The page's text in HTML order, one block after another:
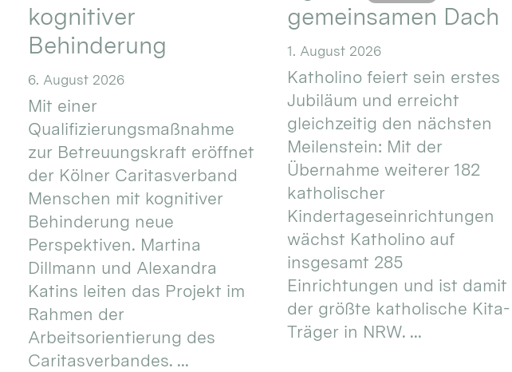
kognitiver
Behinderung
6. August 2026
Mit einer
Qualifizierungsmaßnahme
zur Betreuungskraft eröffnet
der Kölner Caritasverband
Menschen mit kognitiver
Behinderung neue
Perspektiven. Martina
Dillmann und Alexandra
Katins leiten das Projekt im
Rahmen der
Arbeitsorientierung des
Caritasverbandes. ...
gemeinsamen Dach
1. August 2026
Katholino feiert sein erstes
Jubiläum und erreicht
gleichzeitig den nächsten
Meilenstein: Mit der
Übernahme weiterer 182
katholischer
Kindertageseinrichtungen
wächst Katholino auf
insgesamt 285
Einrichtungen und ist damit
der größte katholische Kita-
Träger in NRW. ...